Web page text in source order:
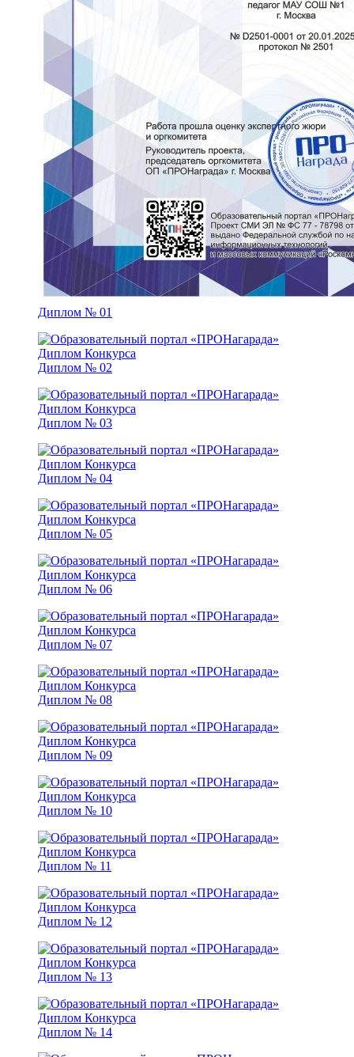
Диплом № 01
Диплом № 02
Диплом № 03
Диплом № 04
Диплом № 05
Диплом № 06
Диплом № 07
Диплом № 08
Диплом № 09
Диплом № 10
Диплом № 11
Диплом № 12
Диплом № 13
Диплом № 14